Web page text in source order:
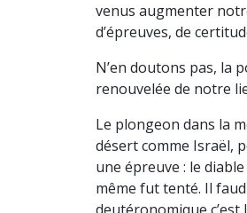
venus augmenter
d’épreuves, de
N’en doutons pas, la
renouvelée de notre
Le plongeon dans la
désert comme Israël,
une épreuve : le
même fut tenté. Il